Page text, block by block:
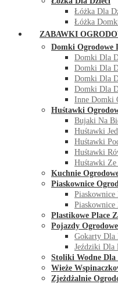
Łóżka Dla
Łóżka
ZABAWKI
Domki Ogrodowe
Domki Dla
Domki Dla
Domki Dla
Domki Dla
Inne Domki
Huśtawki
Bujaki Na
Huśtawki
Huśtawki
Huśtawki
Huśtawki
Kuchnie
Piaskownice
Piaskownice
Piaskownice
Plastikowe Place
Pojazdy
Gokarty Dla
Jeździki Dla
Stoliki Wodne Dla
Wieże
Zjeżdżalnie